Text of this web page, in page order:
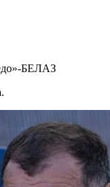
БЕЛАЗ